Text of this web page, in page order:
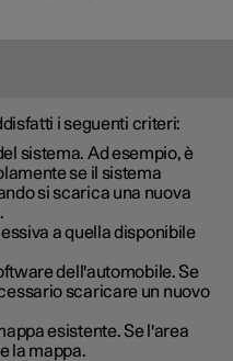
i seguenti criteri:
sistema. Ad esempio, è
se il sistema
si scarica una nuova
a quella disponibile
dell'automobile. Se
scaricare un nuovo
esistente. Se l'area
la mappa.